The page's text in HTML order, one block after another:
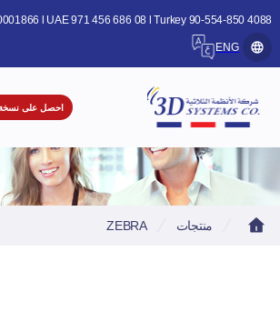
920001866 l UAE 971 456 686 08 l Turkey 90-554-850
ENG
احصل على نسخة
منتجات ZEBRA